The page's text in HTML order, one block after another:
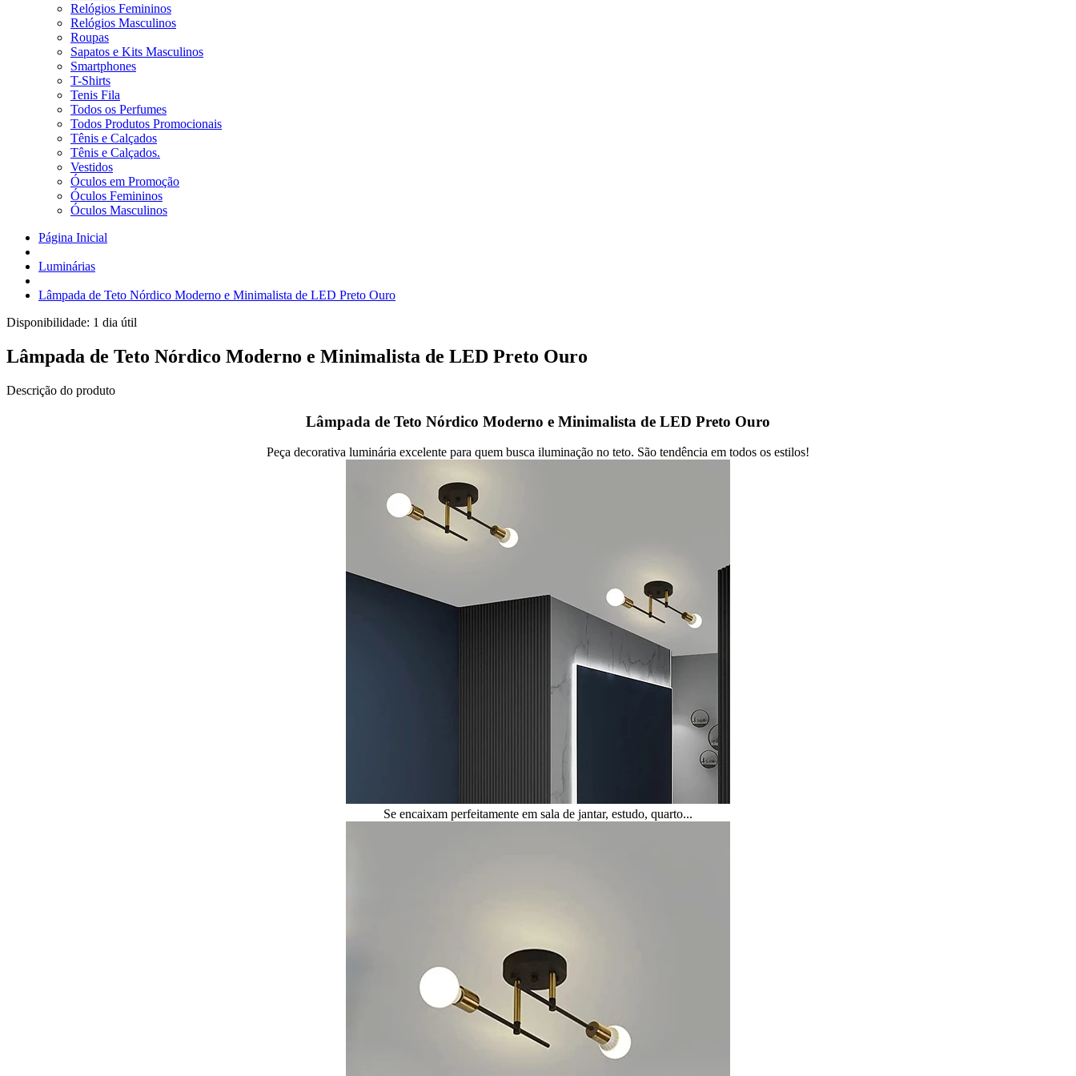
Relógios Femininos
Relógios Masculinos
Roupas
Sapatos e Kits Masculinos
Smartphones
T-Shirts
Tenis Fila
Todos os Perfumes
Todos Produtos Promocionais
Tênis e Calçados
Tênis e Calçados.
Vestidos
Óculos em Promoção
Óculos Femininos
Óculos Masculinos
Página Inicial
Luminárias
Lâmpada de Teto Nórdico Moderno e Minimalista de LED Preto Ouro
Disponibilidade: 1 dia útil
Lâmpada de Teto Nórdico Moderno e Minimalista de LED Preto Ouro
Descrição do produto
Lâmpada de Teto Nórdico Moderno e Minimalista de LED Preto Ouro
Peça decorativa luminária excelente para quem busca iluminação no teto. São tendência em todos os estilos!
Se encaixam perfeitamente em sala de jantar, estudo, quarto...